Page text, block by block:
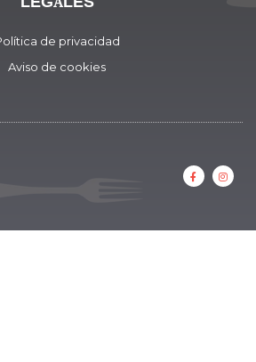
de privacidad
Aviso de cookies
F
a
c
o
I
n
s
r